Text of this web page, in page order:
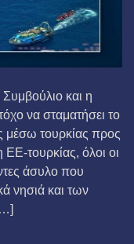
και η
να σταματήσει το
μέσω τουρκίας προς
τουρκίας, όλοι οι
άσυλο που
νησιά και των